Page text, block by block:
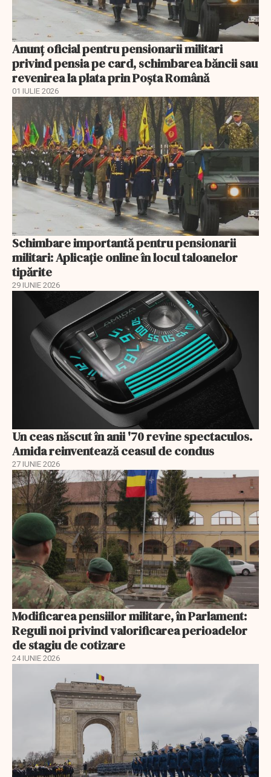
Anunţ oficial pentru pensionarii militari
privind pensia pe card, schimbarea băncii sau
revenirea la plata prin Poşta Română
01 IULIE 2026
Schimbare importantă pentru pensionarii
militari: Aplicaţie online în locul taloanelor
tipărite
29 IUNIE 2026
Un ceas născut în anii '70 revine spectaculos.
Amida reinventează ceasul de condus
27 IUNIE 2026
Modificarea pensiilor militare, în Parlament:
Reguli noi privind valorificarea perioadelor
de stagiu de cotizare
24 IUNIE 2026